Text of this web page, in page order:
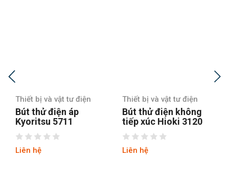
điện Thiết bị và vật tư điện
Bút thử điện không
tiếp xúc Hioki 3120
Thiết bị và vật tư
Bút thử điện
tiếp xúc Hioki
20